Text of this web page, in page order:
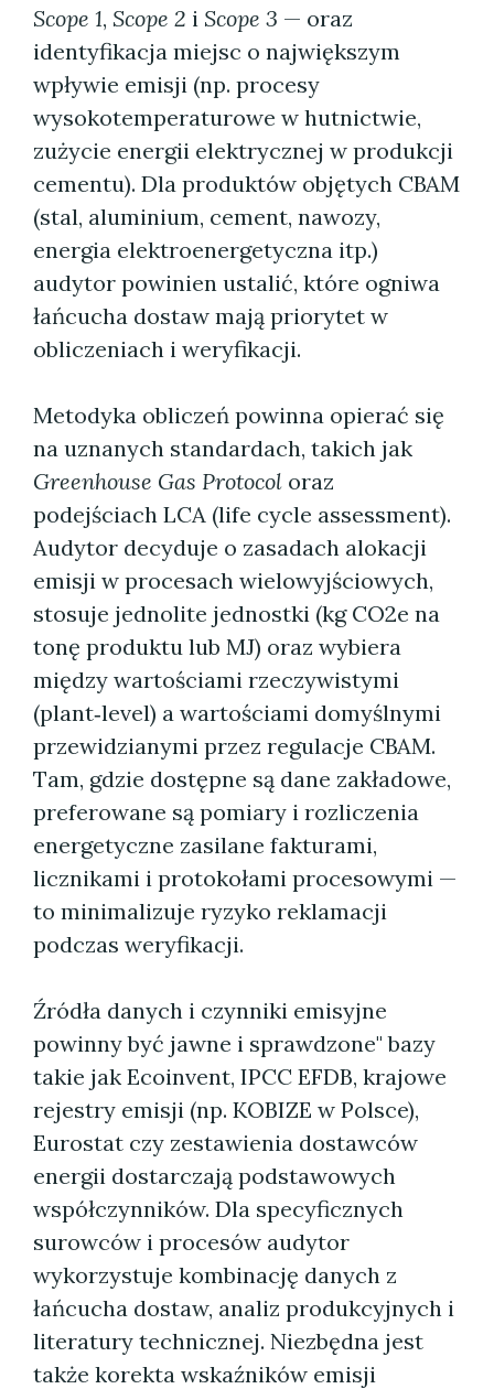
Scope 1, Scope 2 i Scope 3 — oraz
identyfikacja miejsc o największym
wpływie emisji (np. procesy
wysokotemperaturowe w hutnictwie,
zużycie energii elektrycznej w produkcji
cementu). Dla produktów objętych CBAM
(stal, aluminium, cement, nawozy,
energia elektroenergetyczna itp.)
audytor powinien ustalić, które ogniwa
łańcucha dostaw mają priorytet w
obliczeniach i weryfikacji.
Metodyka obliczeń powinna opierać się
na uznanych standardach, takich jak
Greenhouse Gas Protocol oraz
podejściach LCA (life cycle assessment).
Audytor decyduje o zasadach alokacji
emisji w procesach wielowyjściowych,
stosuje jednolite jednostki (kg CO2e na
tonę produktu lub MJ) oraz wybiera
między wartościami rzeczywistymi
(plant‑level) a wartościami domyślnymi
przewidzianymi przez regulacje CBAM.
Tam, gdzie dostępne są dane zakładowe,
preferowane są pomiary i rozliczenia
energetyczne zasilane fakturami,
licznikami i protokołami procesowymi —
to minimalizuje ryzyko reklamacji
podczas weryfikacji.
Źródła danych i czynniki emisyjne
powinny być jawne i sprawdzone" bazy
takie jak Ecoinvent, IPCC EFDB, krajowe
rejestry emisji (np. KOBIZE w Polsce),
Eurostat czy zestawienia dostawców
energii dostarczają podstawowych
współczynników. Dla specyficznych
surowców i procesów audytor
wykorzystuje kombinację danych z
łańcucha dostaw, analiz produkcyjnych i
literatury technicznej. Niezbędna jest
także korekta wskaźników emisji